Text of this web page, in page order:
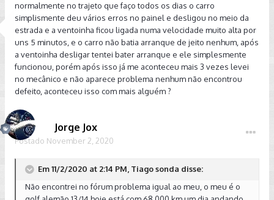
normalmente no trajeto que faço todos os dias o carro
simplismente deu vários erros no painel e desligou no meio da
estrada e a ventoinha ficou ligada numa velocidade muito alta por
uns 5 minutos, e o carro não batia arranque de jeito nenhum, após
a ventoinha desligar tentei bater arranque e ele simplesmente
funcionou, porém após isso já me aconteceu mais 3 vezes levei
no mecânico e não aparece problema nenhum não encontrou
defeito, aconteceu isso com mais alguém ?
Jorge Jox
Postado November 2, 2020
Em 11/2/2020 at 2:14 PM, Tiago sonda disse:
Não encontrei no fórum problema igual ao meu, o meu é o